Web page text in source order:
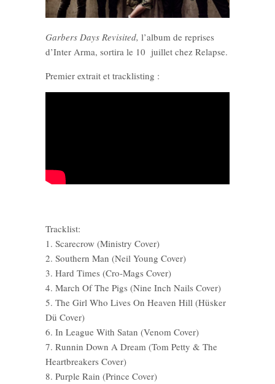
Garbers Days Revisited, l’album de reprises
d’Inter Arma, sortira le 10 juillet chez Relapse.
Premier extrait et tracklisting :
Tracklist:
1. Scarecrow (Ministry Cover)
2. Southern Man (Neil Young Cover)
3. Hard Times (Cro-Mags Cover)
4. March Of The Pigs (Nine Inch Nails Cover)
5. The Girl Who Lives On Heaven Hill (Hüsker
Dü Cover)
6. In League With Satan (Venom Cover)
7. Runnin Down A Dream (Tom Petty & The
Heartbreakers Cover)
8. Purple Rain (Prince Cover)